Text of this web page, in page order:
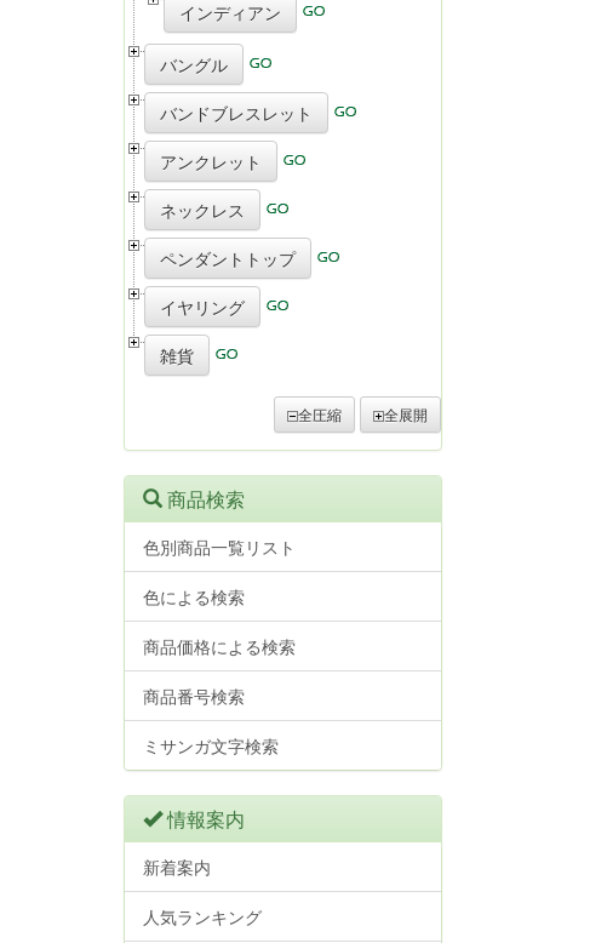
インディアン
バングル
バンドブレスレット
アンクレット
ネックレス
ペンダントトップ
イヤリング
雑貨
全圧縮 全展開
商品検索
色別商品一覧リスト
色による検索
商品価格による検索
商品番号検索
ミサンガ文字検索
情報案内
新着案内
人気ランキング